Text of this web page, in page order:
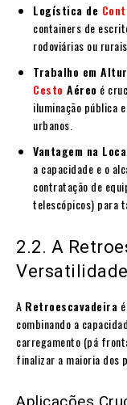
Logística de
containers de
rodoviárias ou rurais.
Trabalho em
Cesto Aéreo é
iluminação pública
urbanos.
Vantagem na
a capacidade e o
contratação de
telescópicos) para
2.2. A
A Retroescavadeira
combinando a
carregamento (pá
finalizar a maioria dos
Aplicações